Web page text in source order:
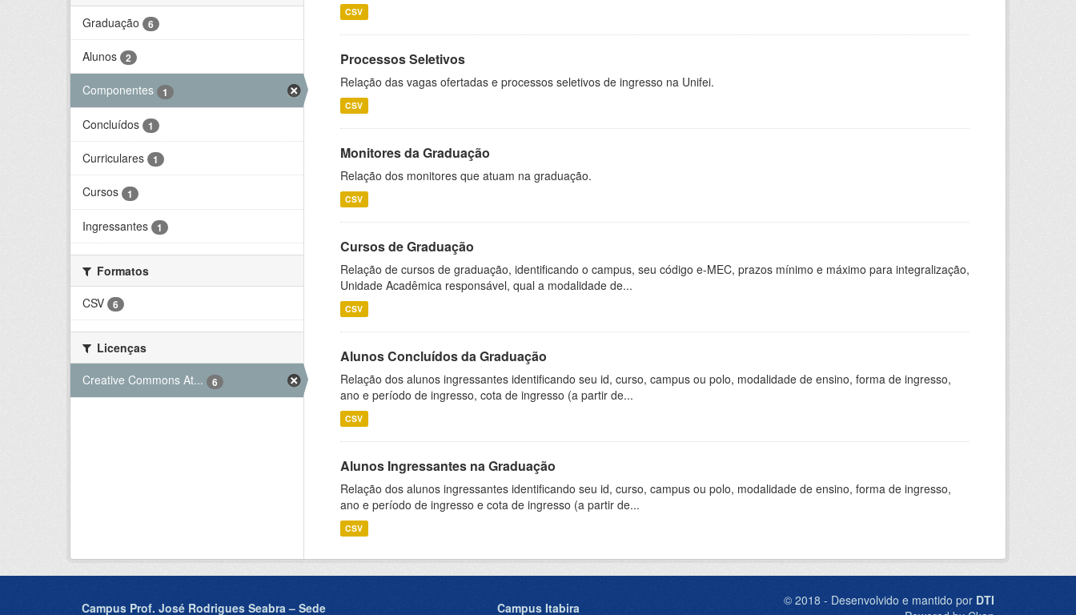
Graduação
6
Alunos 2
Componentes 1
Concluídos 1
Curriculares 1
Cursos 1
Ingressantes 1
Formatos
CSV
6
Licenças
Creative Commons At...
6
CSV
Processos Seletivos
Relação das vagas ofertadas e processos seletivos de ingresso na Unifei.
CSV
Monitores da Graduação
Relação dos monitores que atuam na graduação.
CSV
Cursos de Graduação
Relação de cursos de graduação, identificando o campus, seu código e-MEC, prazos mínimo e máximo para integralização,
Unidade Acadêmica responsável, qual a modalidade de...
CSV
Alunos Concluídos da Graduação
Relação dos alunos ingressantes identificando seu id, curso, campus ou polo, modalidade de ensino, forma de ingresso,
ano e período de ingresso, cota de ingresso (a partir de...
CSV
Alunos Ingressantes na Graduação
Relação dos alunos ingressantes identificando seu id, curso, campus ou polo, modalidade de ensino, forma de ingresso,
ano e período de ingresso e cota de ingresso (a partir de...
CSV
Campus Prof. José Rodrigues Seabra – Sede Campus Itabira © 2018 - Desenvolvido e mantido por DTI